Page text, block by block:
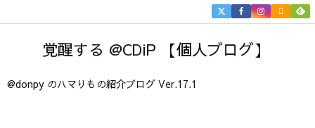
覚醒する @CDiP 【個人ブログ】
@donpy のハマりもの紹介ブログ Ver.17.1

